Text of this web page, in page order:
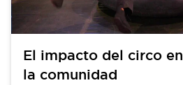
El impacto del circo
la comunidad